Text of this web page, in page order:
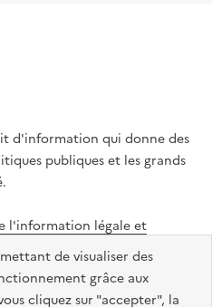
de visualiser des
grâce aux
cliquez sur "accepter", la
d'information qui donne des
publiques et les grands
l'information légale et